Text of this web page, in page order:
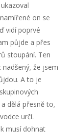
on se
vidí poprvé
půjde a přes
stoupání. Ten
že jsem
A to je
dělá přesně to,
určí.
musí dohnat